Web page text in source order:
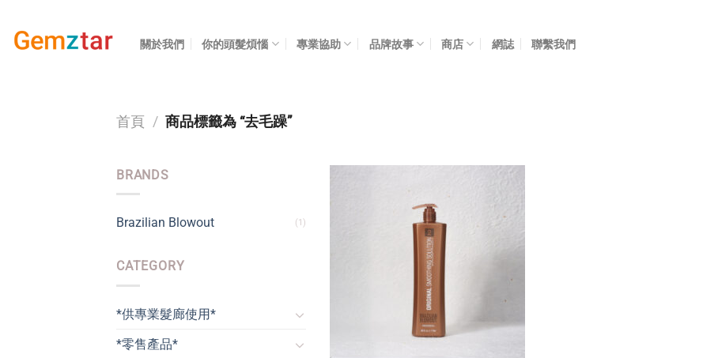
content
關於我們 你的頭髮煩惱 專業協助 品牌故事 商店 網誌 聯繫我們
首頁 / 商品標籤為 “去毛躁”
BRANDS
Brazilian Blowout (1)
CATEGORY
*供專業髮廊使用*
*零售產品*